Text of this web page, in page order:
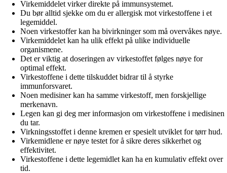
Virkemiddelet virker direkte på immunsystemet.
Du bør alltid sjekke om du er allergisk mot virkestoffene i et
legemiddel.
Noen virkestoffer kan ha bivirkninger som må overvåkes nøye.
Virkemiddelet kan ha ulik effekt på ulike individuelle
organismene.
Det er viktig at doseringen av virkestoffet følges nøye for
optimal effekt.
Virkestoffene i dette tilskuddet bidrar til å styrke
immunforsvaret.
Noen medisiner kan ha samme virkestoff, men forskjellige
merkenavn.
Legen kan gi deg mer informasjon om virkestoffene i medisinen
du tar.
Virkningsstoffet i denne kremen er spesielt utviklet for tørr hud.
Virkemidlene er nøye testet for å sikre deres sikkerhet og
effektivitet.
Virkestoffene i dette legemidlet kan ha en kumulativ effekt over
tid.